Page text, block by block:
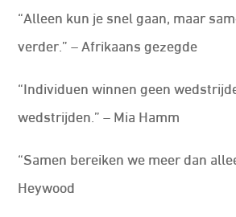
“Alleen kun je snel gaan, maar
verder.” – Afrikaans gezegde
“Individuen winnen geen
wedstrijden.” – Mia Hamm
“Samen bereiken we meer dan
Heywood